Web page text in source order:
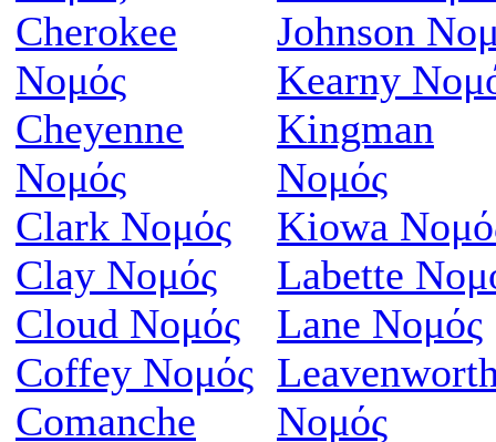
Cherokee
Νομός
Cheyenne
Νομός
Clark Νομός
Clay Νομός
Cloud Νομός
Coffey Νομός
Comanche
Johnson
Kearny
Kingman
Νομός
Kiowa
Labette
Lane Νομός
Νομός